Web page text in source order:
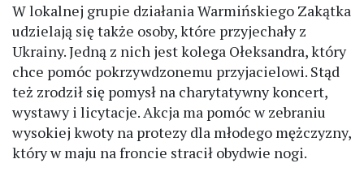
W lokalnej grupie działania Warmińskiego Zakątka
udzielają się także osoby, które przyjechały z
Ukrainy. Jedną z nich jest kolega Ołeksandra, który
chce pomóc pokrzywdzonemu przyjacielowi. Stąd
też zrodził się pomysł na charytatywny koncert,
wystawy i licytacje. Akcja ma pomóc w zebraniu
wysokiej kwoty na protezy dla młodego mężczyzny,
który w maju na froncie stracił obydwie nogi.